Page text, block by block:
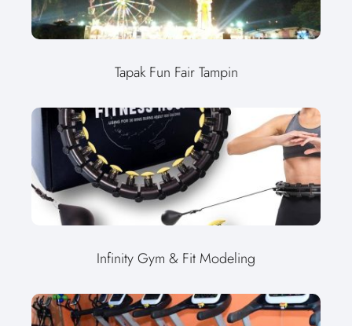
Tapak Fun Fair Tampin
Infinity Gym & Fit Modeling